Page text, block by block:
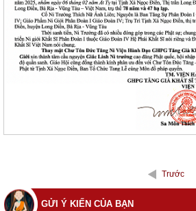
Trước
GỬI Ý KIẾN CỦA BẠN